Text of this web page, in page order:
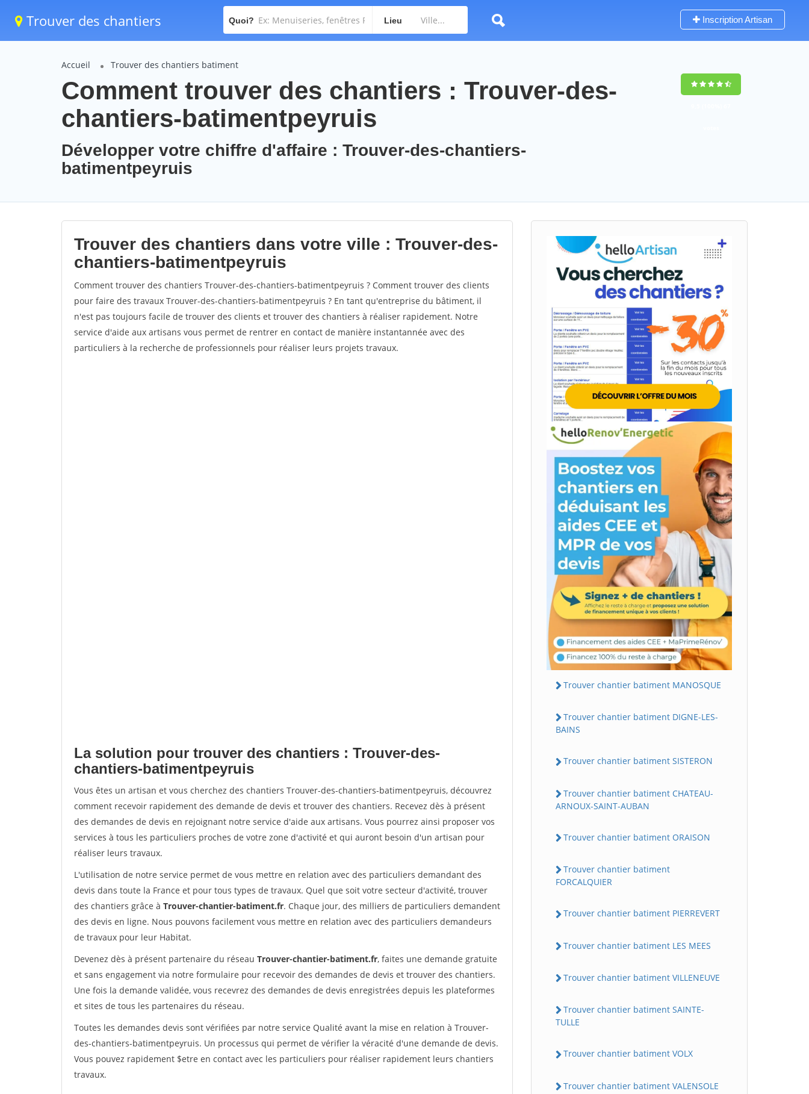
Trouver des chantiers Quoi? Lieu Inscription Artisan
Accueil Trouver des chantiers batiment
Comment trouver des chantiers : Trouver-des-
chantiers-batimentpeyruis
Développer votre chiffre d'affaire : Trouver-des-chantiers-
batimentpeyruis
Trouver des chantiers dans votre ville : Trouver-des-
chantiers-batimentpeyruis
Comment trouver des chantiers Trouver-des-chantiers-batimentpeyruis ? Comment trouver des clients
pour faire des travaux Trouver-des-chantiers-batimentpeyruis ? En tant qu'entreprise du bâtiment, il
n'est pas toujours facile de trouver des clients et trouver des chantiers à réaliser rapidement. Notre
service d'aide aux artisans vous permet de rentrer en contact de manière instantannée avec des
particuliers à la recherche de professionnels pour réaliser leurs projets travaux.
La solution pour trouver des chantiers : Trouver-des-
chantiers-batimentpeyruis
Vous êtes un artisan et vous cherchez des chantiers Trouver-des-chantiers-batimentpeyruis, découvrez
comment recevoir rapidement des demande de devis et trouver des chantiers. Recevez dès à présent
des demandes de devis en rejoignant notre service d'aide aux artisans. Vous pourrez ainsi proposer vos
services à tous les particuliers proches de votre zone d'activité et qui auront besoin d'un artisan pour
réaliser leurs travaux.
L'utilisation de notre service permet de vous mettre en relation avec des particuliers demandant des
devis dans toute la France et pour tous types de travaux. Quel que soit votre secteur d'activité, trouver
des chantiers grâce à Trouver-chantier-batiment.fr. Chaque jour, des milliers de particuliers demandent
des devis en ligne. Nous pouvons facilement vous mettre en relation avec des particuliers demandeurs
de travaux pour leur Habitat.
Devenez dès à présent partenaire du réseau Trouver-chantier-batiment.fr, faites une demande gratuite
et sans engagement via notre formulaire pour recevoir des demandes de devis et trouver des chantiers.
Une fois la demande validée, vous recevrez des demandes de devis enregistrées depuis les plateformes
et sites de tous les partenaires du réseau.
Toutes les demandes devis sont vérifiées par notre service Qualité avant la mise en relation à Trouver-
des-chantiers-batimentpeyruis. Un processus qui permet de vérifier la véracité d'une demande de devis.
Vous pouvez rapidement $etre en contact avec les particuliers pour réaliser rapidement leurs chantiers
travaux.
Trouver chantier batiment MANOSQUE
Trouver chantier batiment DIGNE-LES-
BAINS
Trouver chantier batiment SISTERON
Trouver chantier batiment CHATEAU-
ARNOUX-SAINT-AUBAN
Trouver chantier batiment ORAISON
Trouver chantier batiment
FORCALQUIER
Trouver chantier batiment PIERREVERT
Trouver chantier batiment LES MEES
Trouver chantier batiment VILLENEUVE
Trouver chantier batiment SAINTE-
TULLE
Trouver chantier batiment VOLX
Trouver chantier batiment VALENSOLE